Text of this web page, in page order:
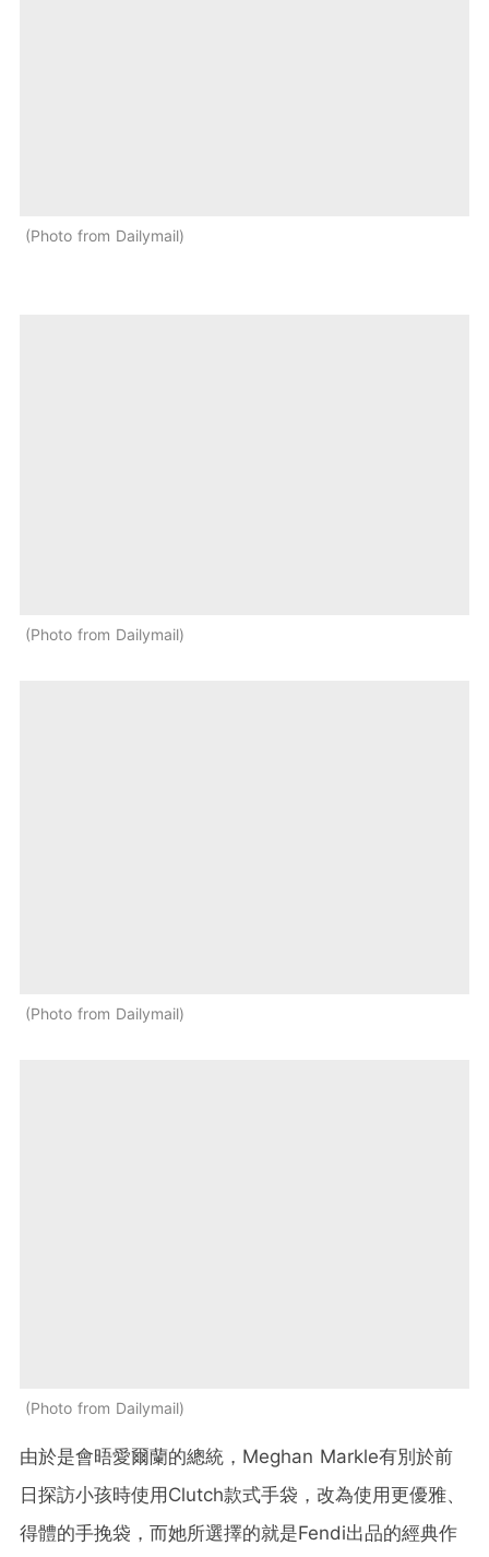
Photo from Dailymail
Photo from Dailymail
Photo from Dailymail
Photo from Dailymail
由於是會晤愛爾蘭的總統， Meghan Markle有別於前
日探訪小孩時使用 Clutch款式手袋，改為使用更優雅、
得體的手挽袋，而她所選擇的就是Fendi出品的經典作